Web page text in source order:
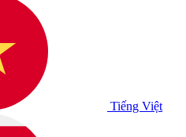
Tiếng Việt